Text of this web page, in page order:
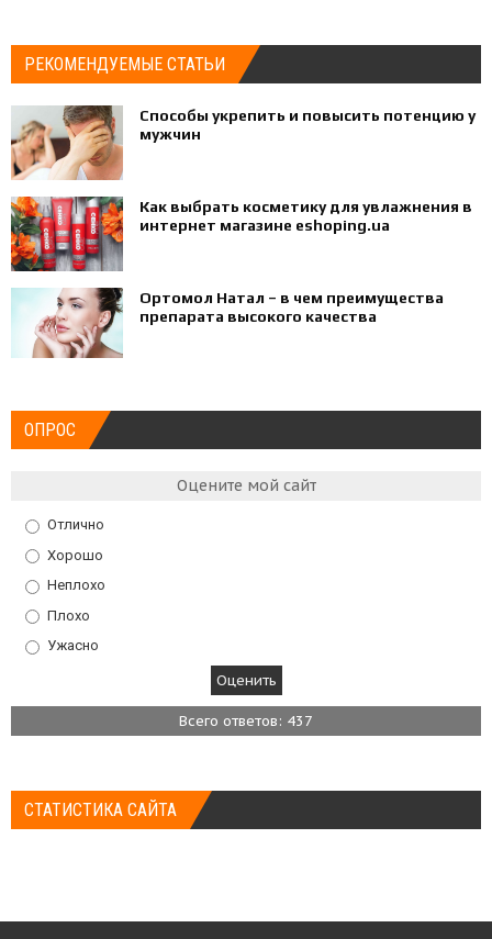
РЕКОМЕНДУЕМЫЕ СТАТЬИ
Способы укрепить и повысить потенцию у
мужчин
Как выбрать косметику для увлажнения в
интернет магазине eshoping.ua
Ортомол Натал – в чем преимущества
препарата высокого качества
ОПРОС
Оцените мой сайт
Отлично
Хорошо
Неплохо
Плохо
Ужасно
Всего ответов: 437
СТАТИСТИКА САЙТА